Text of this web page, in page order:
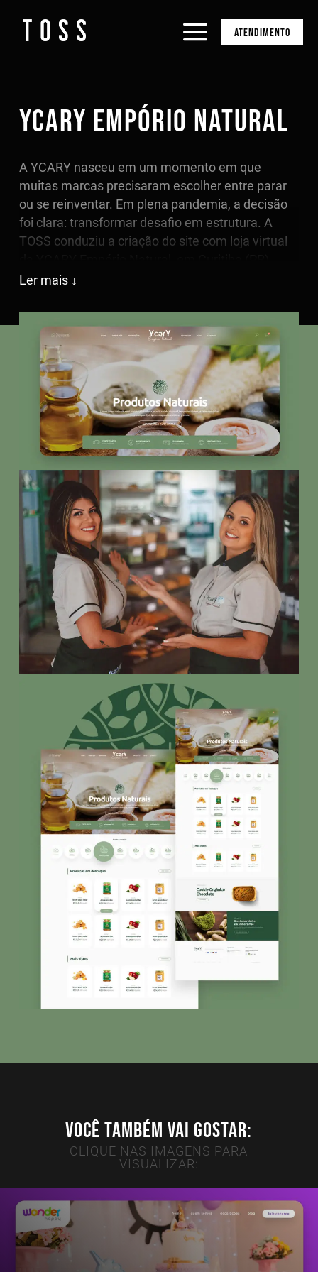
ATENDIMENTO
YCARY EMPÓRIO NATURAL
A YCARY nasceu em um momento em que
muitas marcas precisaram escolher entre parar
ou se reinventar. Em plena pandemia, a decisão
foi clara: transformar desafio em estrutura. A
TOSS conduziu a criação do site com loja virtual
organizando sua base digital para que a marca
com coerência. Mais do que lançar um e-
commerce, o projeto ajudou a construir uma casa
digital capaz de sustentar uma operação real,
conectando presença online, posicionamento e
expansão. O digital veio primeiro, mas nunca foi
separado do físico. Foi base.
Com essência sustentável, foco em qualidade de
vida e compromisso com escolhas mais
conscientes, a YCARY representa uma nova
geração de empreendedoras que entenderam
cedo que presença digital não é apenas vitrine,
mas estrutura. O projeto desenvolvido pela TOSS
traduziu esse posicionamento em uma
experiência funcional, estratégica e alinhada à
proposta da marca, valorizando seus diferenciais,
sua identidade natural e sua visão de impacto.
Porque quando a comunicação é clara e a base é
bem construída, o site deixa de ser apenas uma
loja online e passa a ser parte real do
crescimento do negócio.
Ler mais
VOCÊ TAMBÉM VAI GOSTAR:
CLIQUE NAS IMAGENS PARA
VISUALIZAR: